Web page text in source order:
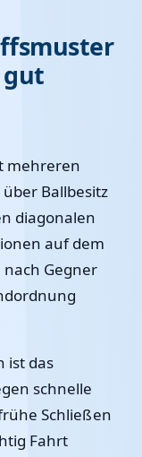
gut
mehreren
Ballbesitz
diagonalen
auf dem
nach Gegner
ist das
schnelle
Schließen
Fahrt